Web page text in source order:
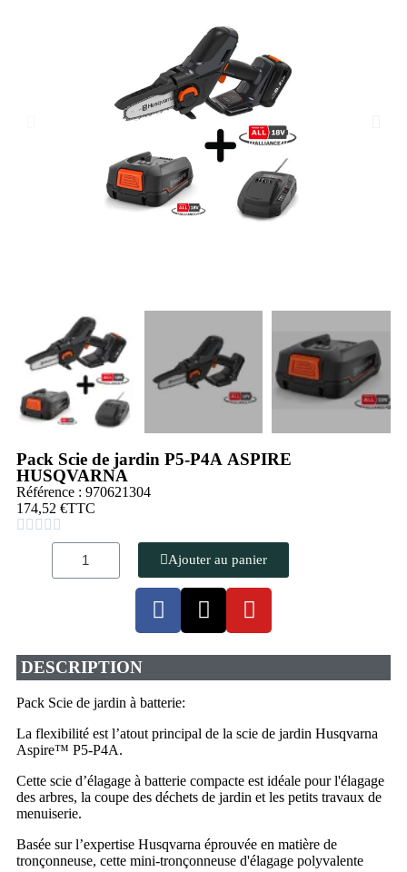
Pack Scie de jardin P5-P4A ASPIRE
HUSQVARNA
Référence : 970621304
174,52 €TTC
    
Ajouter au panier
DESCRIPTION
Pack Scie de jardin à batterie:
La flexibilité est l’atout principal de la scie de jardin Husqvarna
Aspire™ P5-P4A.
Cette scie d’élagage à batterie compacte est idéale pour l'élagage
des arbres, la coupe des déchets de jardin et les petits travaux de
menuiserie.
Basée sur l’expertise Husqvarna éprouvée en matière de
tronçonneuse, cette mini-tronçonneuse d'élagage polyvalente